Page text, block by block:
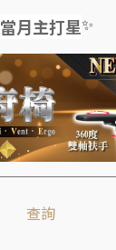
當月主打星✨
查詢